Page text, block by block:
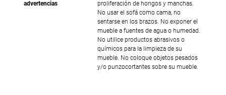
advertencias
proliferación de hongos y manchas.
No usar el sofá como cama, no
sentarse en los brazos. No exponer el
mueble a fuentes de agua o humedad.
No utilice productos abrasivos o
químicos para la limpieza de su
mueble. No coloque objetos pesados
y/o punzocortantes sobre su mueble.